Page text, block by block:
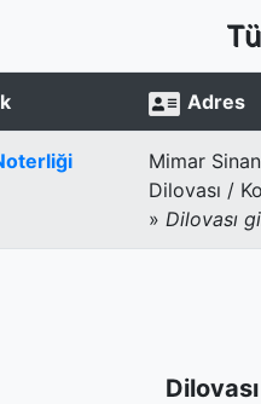
Adres
Mimar
Dilovası /
»Dilovası